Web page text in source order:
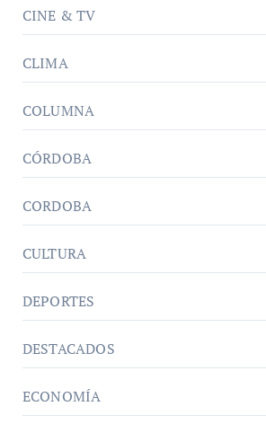
CINE & TV
CLIMA
COLUMNA
CÓRDOBA
CORDOBA
CULTURA
DEPORTES
DESTACADOS
ECONOMÍA